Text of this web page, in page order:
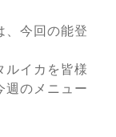
、今回の能登
ルイカを皆様
週のメニュー